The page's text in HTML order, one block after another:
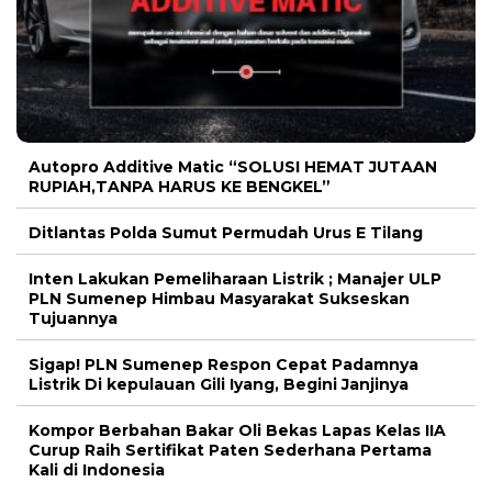
Autopro Additive Matic “SOLUSI HEMAT JUTAAN
RUPIAH,TANPA HARUS KE BENGKEL”
Ditlantas Polda Sumut Permudah Urus E Tilang
Inten Lakukan Pemeliharaan Listrik ; Manajer ULP
PLN Sumenep Himbau Masyarakat Sukseskan
Tujuannya
Sigap! PLN Sumenep Respon Cepat Padamnya
Listrik Di kepulauan Gili Iyang, Begini Janjinya
Kompor Berbahan Bakar Oli Bekas Lapas Kelas IIA
Curup Raih Sertifikat Paten Sederhana Pertama
Kali di Indonesia